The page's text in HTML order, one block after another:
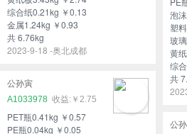
综合纸0.21kg ￥0.13
金属1.24kg ￥0.93
共 6.76kg
2023-9-18 -奥北成都
泡
塑
玻
黄
综
共
公孙寅
A1033978
￥2.75
PET瓶0.41kg ￥0.57
PE瓶0.04kg ￥0.05
公